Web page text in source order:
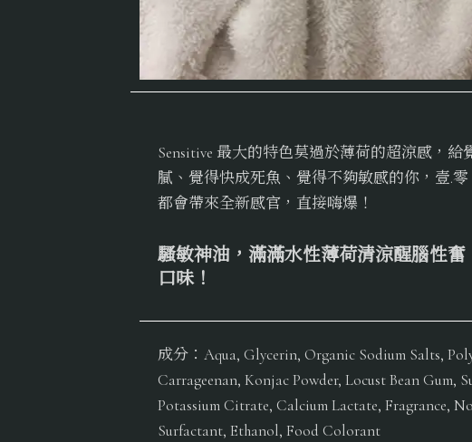
Sensitive 最大的特色莫過於薄荷的超涼感，給
膩、覺得快成死魚、覺得不夠敏感的你，壹.零
都會帶來全新感官，直接嗨爆！
騷敏神油，滿滿水性薄荷清涼醒腦性奮
口味！
成分：Aqua, Glycerin, Organic Sodium Salts,
Carrageenan, Konjac Powder, Locust Bean Gum,
Potassium Citrate, Calcium Lactate, Fragrance,
Surfactant, Ethanol, Food Colorant